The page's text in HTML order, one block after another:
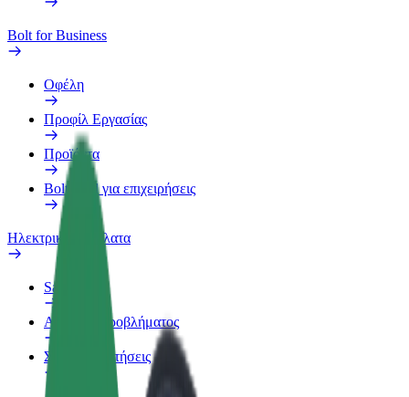
Bolt for Business
Οφέλη
Προφίλ Εργασίας
Προϊόντα
Bolt food για επιχειρήσεις
Ηλεκτρικά ποδήλατα
Safety Lab
Αναφορά προβλήματος
Συχνές Ερωτήσεις